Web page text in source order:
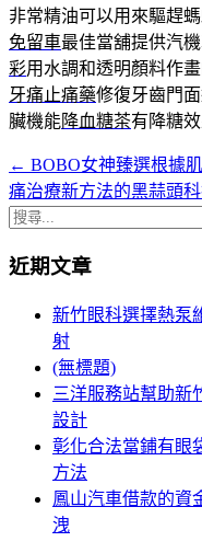
非常精油可以用來驅趕
免留車最佳當舖提供汽
彩用水調和透明顏料作
牙痛止痛藥修復牙齒門
臟機能 降血糖茶有降糖
文
章
航
← BOBO女神臻選根據
痛治療新方法的黑蒜頭
搜
關
近期文章
新竹眼科選擇熱泵
射
(無標題)
三洋服務站幫助新
設計
彰化合法當鋪有眼
方法
鳳山汽車借款的資
洩